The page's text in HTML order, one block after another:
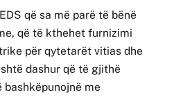
që sa më parë të bënë
që të kthehet furnizimi
për qytetarët vitias dhe
dashur që të gjithë
me